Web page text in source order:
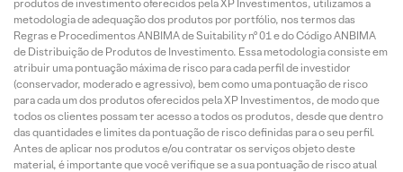
produtos de investimento oferecidos pela XP Investimentos, utilizamos a
metodologia de adequação dos produtos por portfólio, nos termos das
Regras e Procedimentos ANBIMA de Suitability nº 01 e do Código ANBIMA
de Distribuição de Produtos de Investimento. Essa metodologia consiste em
atribuir uma pontuação máxima de risco para cada perfil de investidor
(conservador, moderado e agressivo), bem como uma pontuação de risco
para cada um dos produtos oferecidos pela XP Investimentos, de modo que
todos os clientes possam ter acesso a todos os produtos, desde que dentro
das quantidades e limites da pontuação de risco definidas para o seu perfil.
Antes de aplicar nos produtos e/ou contratar os serviços objeto deste
material, é importante que você verifique se a sua pontuação de risco atual